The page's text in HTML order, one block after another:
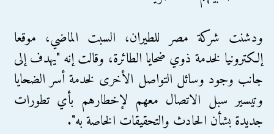
ودشنت شركة مصر للطيران، السبت الماضي، موقعا
إلكترونيا لخدمة ذوي ضحايا الطائرة، وقالت إنه "يهدف إلى
جانب وجود وسائل التواصل الأخرى لخدمة أسر الضحايا
وتيسير سبل الاتصال معهم لإخطارهم بأي تطورات
جديدة بشأن الحادث والتحقيقات الخاصة به".